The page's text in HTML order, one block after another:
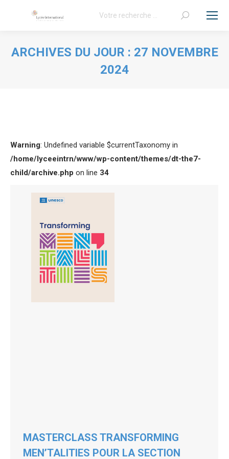
Recherche
ARCHIVES DU JOUR : 27 NOVEMBRE
2024
Warning: Undefined variable $currentTaxonomy in
/home/lyceeintrn/www/wp-content/themes/dt-the7-
child/archive.php on line 34
MASTERCLASS TRANSFORMING
MEN’TALITIES POUR LA SECTION